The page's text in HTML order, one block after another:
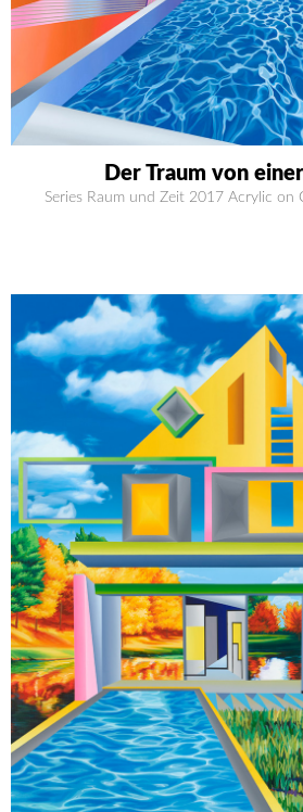
Der Traum von
Series Raum und Zeit 2017 Acrylic on